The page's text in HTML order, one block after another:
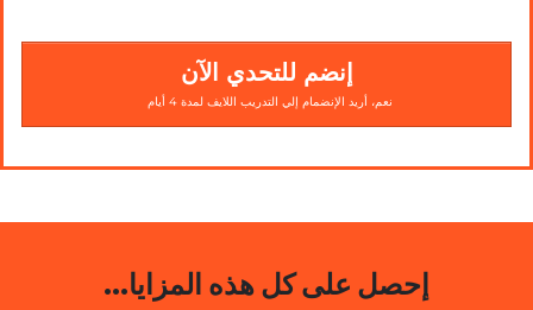
إنضم للتحدي الآن
نعم، أريد الإنضمام إلي التدريب اللايف لمدة 4 أيام
...إحصل على كل هذه المزايا